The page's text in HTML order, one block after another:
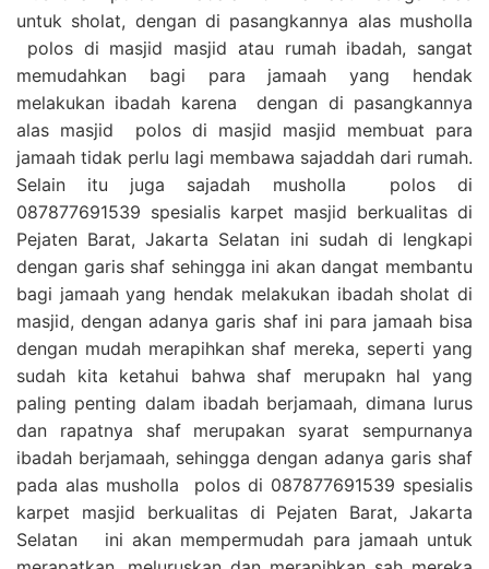
untuk sholat, dengan di pasangkannya alas musholla
polos di masjid masjid atau rumah ibadah, sangat
memudahkan bagi para jamaah yang hendak
melakukan ibadah karena dengan di pasangkannya
alas masjid polos di masjid masjid membuat para
jamaah tidak perlu lagi membawa sajaddah dari rumah.
Selain itu juga sajadah musholla polos di
087877691539 spesialis karpet masjid berkualitas di
Pejaten Barat, Jakarta Selatan ini sudah di lengkapi
dengan garis shaf sehingga ini akan dangat membantu
bagi jamaah yang hendak melakukan ibadah sholat di
masjid, dengan adanya garis shaf ini para jamaah bisa
dengan mudah merapihkan shaf mereka, seperti yang
sudah kita ketahui bahwa shaf merupakn hal yang
paling penting dalam ibadah berjamaah, dimana lurus
dan rapatnya shaf merupakan syarat sempurnanya
ibadah berjamaah, sehingga dengan adanya garis shaf
pada alas musholla polos di 087877691539 spesialis
karpet masjid berkualitas di Pejaten Barat, Jakarta
Selatan ini akan mempermudah para jamaah untuk